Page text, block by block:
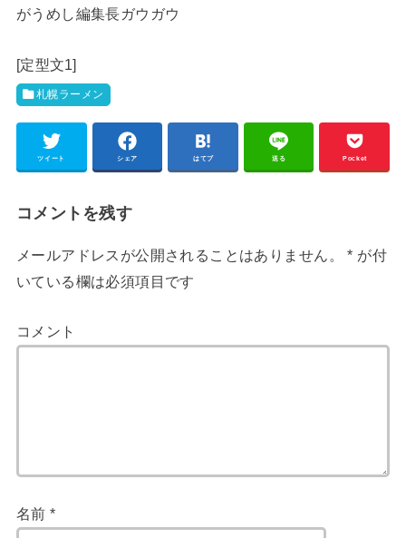
がうめし編集長ガウガウ
[定型文1]
札幌ラーメン
ツイート シェア はてブ 送る Pocket
コメントを残す
メールアドレスが公開されることはありません。 * が付
いている欄は必須項目です
コメント
名前*